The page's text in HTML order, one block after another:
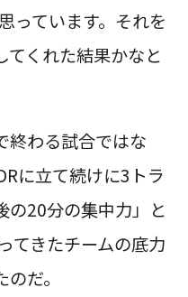
っています。それを
てくれた結果かなと
終わる試合ではな
に立て続けに3トラ
の20分の集中力」と
てきたチームの底力
だ。